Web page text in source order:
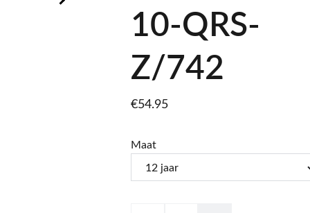
10-QRS-
Z/742
€54.95
Maat